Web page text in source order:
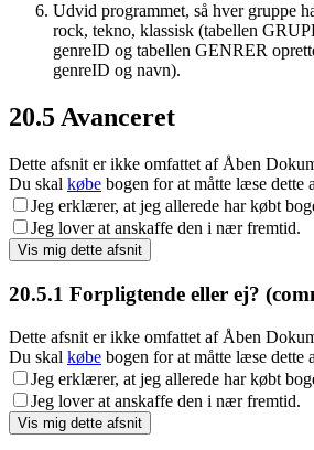
Udvid programmet, så hver gruppe
rock, tekno, klassisk (tabellen
genreID og tabellen GENRER
genreID og navn).
20.5Avanceret
Dette afsnit er ikke omfattet af Åben
Du skal købe bogen for at måtte læse dette
Jeg erklærer, at jeg allerede har købt
Jeg lover at anskaffe den i nær fremtid.
20.5.1 Forpligtende eller ej?
Dette afsnit er ikke omfattet af Åben
Du skal købe bogen for at måtte læse dette
Jeg erklærer, at jeg allerede har købt
Jeg lover at anskaffe den i nær fremtid.